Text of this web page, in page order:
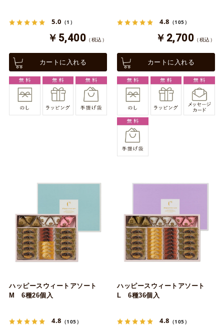
5.0 （1）
￥5,400 （税込）
カートに入れる
4.8 （105）
￥2,700 （税込）
カートに入れる
ハッピースウィートアソート
M 6種26個入
4.8 （105）
ハッピースウィートアソート
L 6種36個入
4.8 （105）